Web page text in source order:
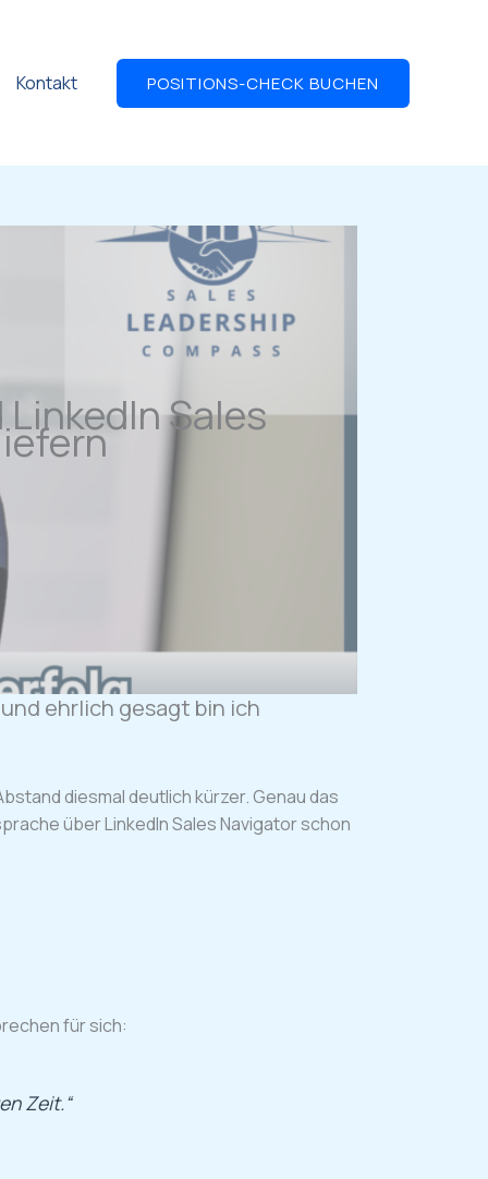
Kontakt POSITIONS-CHECK BUCHEN
Sales
ehrlich gesagt bin ich
diesmal deutlich kürzer. Genau das
über LinkedIn Sales Navigator schon
für sich:
Zeit.“